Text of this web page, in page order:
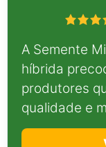
A Semente
híbrida
produtores
qualidade e